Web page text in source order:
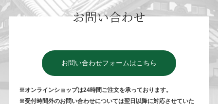
お問い合わせ
お問い合わせフォームはこちら
※オンラインショップは24時間ご注⽂を承っております。
※受付時間外のお問い合わせについては翌⽇以降に対応させていた